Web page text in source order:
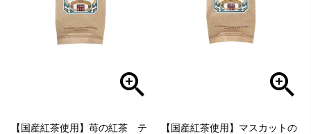
【国産紅茶使用】苺の紅茶 テ
【国産紅茶使用】マスカットの